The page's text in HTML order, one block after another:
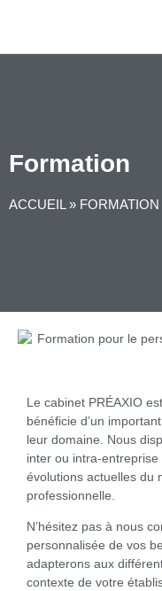
Formation
ACCUEIL » FORMATION
Le cabinet PRÉAXIO
bénéficie d’un
leur domaine. Nous
inter ou intra-
évolutions actuelles du
professionnelle.
N’hésitez pas à nous
personnalisée de vos
adapterons aux
contexte de votre